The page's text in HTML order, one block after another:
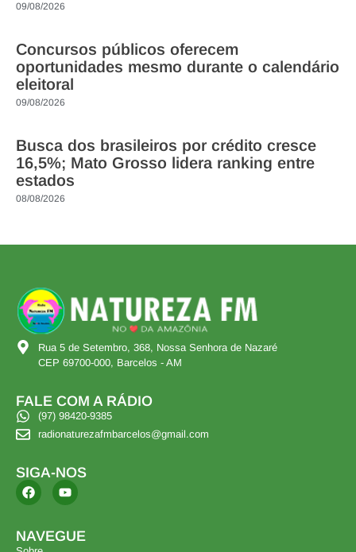
09/08/2026
Concursos públicos oferecem
oportunidades mesmo durante o calendário
eleitoral
09/08/2026
Busca dos brasileiros por crédito cresce
16,5%; Mato Grosso lidera ranking entre
estados
08/08/2026
Rua 5 de Setembro, 368, Nossa Senhora de Nazaré
CEP 69700-000, Barcelos - AM
FALE COM A RÁDIO
(97) 98420-9385
radionaturezafmbarcelos@gmail.com
SIGA-NOS
NAVEGUE